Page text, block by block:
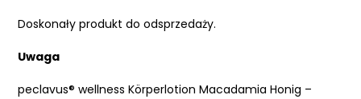
Doskonały produkt do odsprzedaży.
Uwaga
peclavus® wellness Körperlotion Macadamia Honig –